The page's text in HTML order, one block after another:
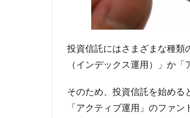
投資信託にはさまざまな種類
（インデックス運用）」か
そのため、投資信託を始める
「アクティブ運用」のファ